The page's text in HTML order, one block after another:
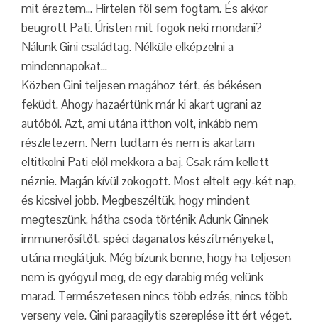
mit éreztem… Hirtelen föl sem fogtam. És akkor
beugrott Pati. Úristen mit fogok neki mondani?
Nálunk Gini családtag. Nélküle elképzelni a
mindennapokat…
Közben Gini teljesen magához tért, és békésen
feküdt. Ahogy hazaértünk már ki akart ugrani az
autóból. Azt, ami utána itthon volt, inkább nem
részletezem. Nem tudtam és nem is akartam
eltitkolni Pati elől mekkora a baj. Csak rám kellett
néznie. Magán kívül zokogott. Most eltelt egy-két nap,
és kicsivel jobb. Megbeszéltük, hogy mindent
megteszünk, hátha csoda történik Adunk Ginnek
immunerősítőt, spéci daganatos készítményeket,
utána meglátjuk. Még bízunk benne, hogy ha teljesen
nem is gyógyul meg, de egy darabig még velünk
marad. Természetesen nincs több edzés, nincs több
verseny vele. Gini paraagilytis szereplése itt ért véget.